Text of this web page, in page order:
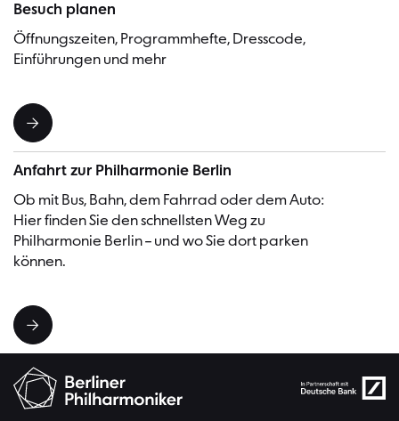
Besuch planen
Öffnungszeiten, Programmhefte, Dresscode,
Einführungen und mehr
Anfahrt zur Philharmonie Berlin
Ob mit Bus, Bahn, dem Fahrrad oder dem Auto:
Hier finden Sie den schnellsten Weg zu
Philharmonie Berlin – und wo Sie dort parken
können.